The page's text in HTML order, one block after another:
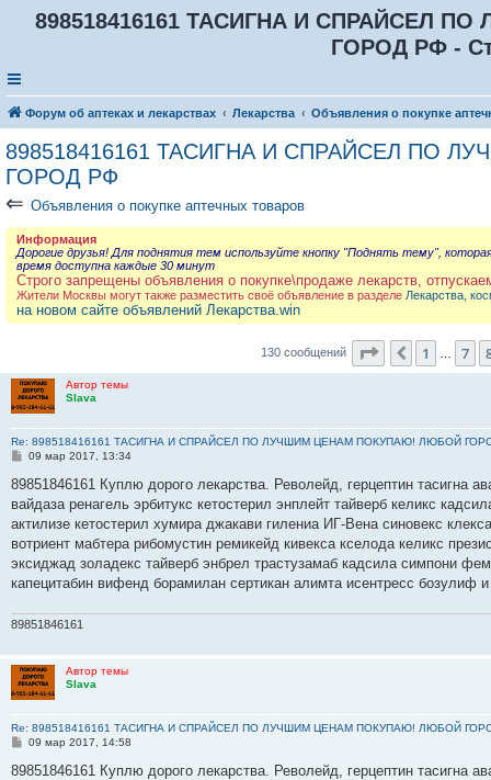
898518416161 ТАСИГНА И СПРАЙСЕЛ
ГОРОД РФ -
Форум об аптеках и лекарствах Лекарства Объявления о покупке
898518416161 ТАСИГНА И СПРАЙСЕЛ ПО
ГОРОД РФ
⇐ Объявления о покупке аптечных товаров
Информация
Дорогие друзья! Для поднятия тем используйте кнопку "Поднять тему",
время доступна каждые 30 минут
Строго запрещены объявления о покупке\продаже лекарств,
Жители Москвы могут также разместить своё объявление в разделе Лекарства,
на новом сайте объявлений Лекарства.win
130 сообщений Страница из
Пред.
1 7
Автор темы
Slava
Re: 898518416161 ТАСИГНА И СПРАЙСЕЛ ПО ЛУЧШИМ ЦЕНАМ ПОКУПАЮ! ЛЮБОЙ
С
о
щ
е
и
е
09 мар 2017, 13:34
89851846161 Куплю дорого лекарства. Револейд, герцептин тасигна
вайдаза ренагель эрбитукс кетостерил энплейт тайверб келикс
актилизе кетостерил хумира джакави гилениа ИГ-Вена синовекс
вотриент мабтера рибомустин ремикейд кивекса кселода келикс
эксиджад золадекс тайверб энбрел трастузамаб кадсила симпони
капецитабин вифенд борамилан сертикан алимта исентресс бозулиф
89851846161
Автор темы
Slava
Re: 898518416161 ТАСИГНА И СПРАЙСЕЛ ПО ЛУЧШИМ ЦЕНАМ ПОКУПАЮ! ЛЮБОЙ
С
о
09 мар 2017, 14:58
89851846161 Куплю дорого лекарства. Револейд, герцептин тасигна